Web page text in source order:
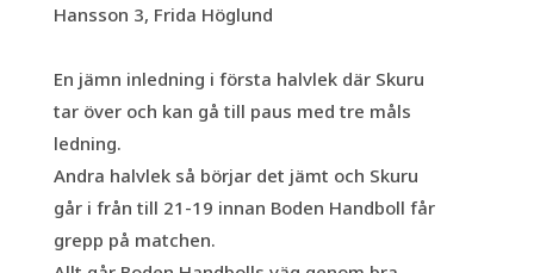
Hansson 3, Frida Höglund
En jämn inledning i första halvlek där Skuru
tar över och kan gå till paus med tre måls
ledning.
Andra halvlek så börjar det jämt och Skuru
går i från till 21-19 innan Boden Handboll får
grepp på matchen.